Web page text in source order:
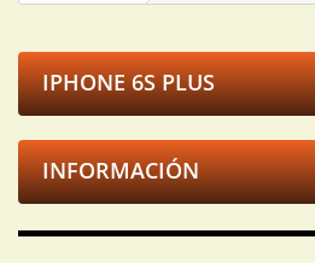
IPHONE 6S PLUS
INFORMACIÓN